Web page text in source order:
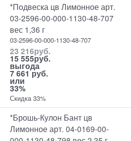
*Подвеска цв Лимонное арт.
03-2596-00-000-1130-48-707
вес 1,36 г
03-2596-00-000-1130-48-707
23 216руб.
15 555руб.
выгода
7 661 руб.
или
33%
Скидка 33%
*Брошь-Кулон Бант цв
Лимонное арт. 04-0169-00-